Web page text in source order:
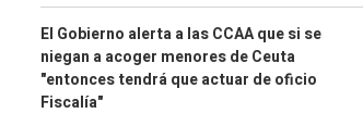
El Gobierno alerta a las CCAA que si se
niegan a acoger menores de Ceuta
"entonces tendrá que actuar de oficio
Fiscalía"